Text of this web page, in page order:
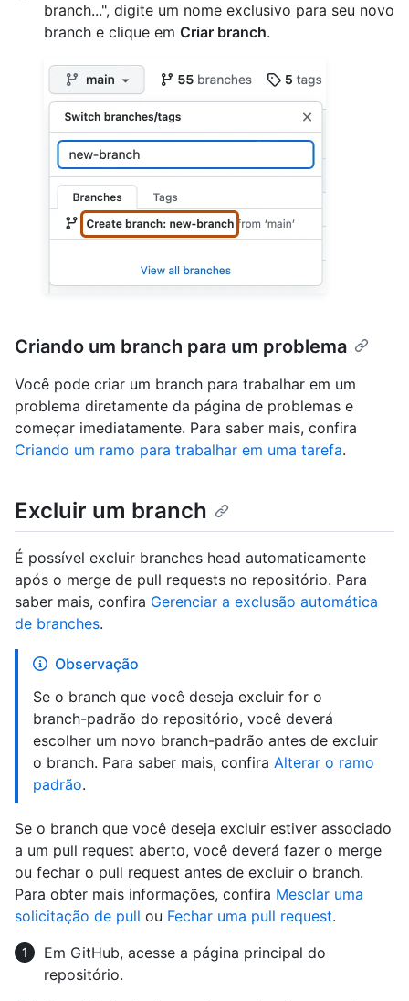
branch...", digite um nome exclusivo para seu novo
branch e clique em Criar branch.
Criando um branch para um problema
Você pode criar um branch para trabalhar em um
problema diretamente da página de problemas e
começar imediatamente. Para saber mais, confira
Criando um ramo para trabalhar em uma tarefa.
Excluir um branch
É possível excluir branches head automaticamente
após o merge de pull requests no repositório. Para
saber mais, confira Gerenciar a exclusão automática
de branches.
Observação
Se o branch que você deseja excluir for o
branch-padrão do repositório, você deverá
escolher um novo branch-padrão antes de excluir
o branch. Para saber mais, confira Alterar o ramo
padrão.
Se o branch que você deseja excluir estiver associado
a um pull request aberto, você deverá fazer o merge
ou fechar o pull request antes de excluir o branch.
Para obter mais informações, confira Mesclar uma
solicitação de pull ou Fechar uma pull request.
Em GitHub, acesse a página principal do
repositório.